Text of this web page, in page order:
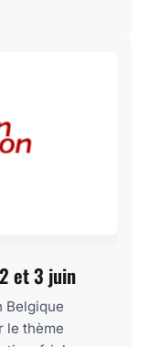
et 3 juin
Belgique
le thème